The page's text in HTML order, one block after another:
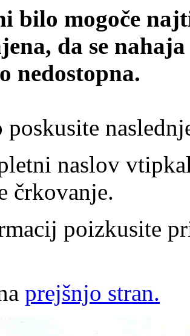
bilo mogoče
da se
nedostopna.
poskusite
naslov
črkovanje.
poizkusite
prejšnjo stran.